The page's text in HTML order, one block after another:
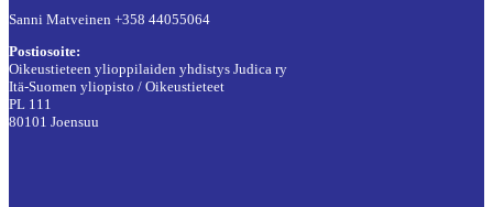
Sanni Matveinen +358 44055064
Postiosoite:
Oikeustieteen ylioppilaiden yhdistys Judica ry
Itä-Suomen yliopisto / Oikeustieteet
PL 111
80101 Joensuu